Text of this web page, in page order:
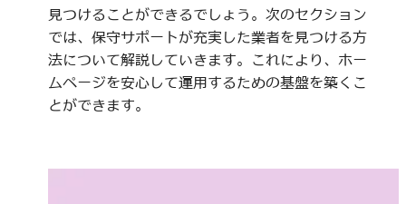
見つけることができるでしょう。次のセクション
では、保守サポートが充実した業者を見つける方
法について解説していきます。これにより、ホー
ムページを安心して運用するための基盤を築くこ
とができます。